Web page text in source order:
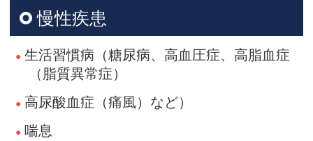
慢性疾患
生活習慣病（糖尿病、高血圧症、高脂血症
（脂質異常症）
高尿酸血症（痛風）など）
喘息